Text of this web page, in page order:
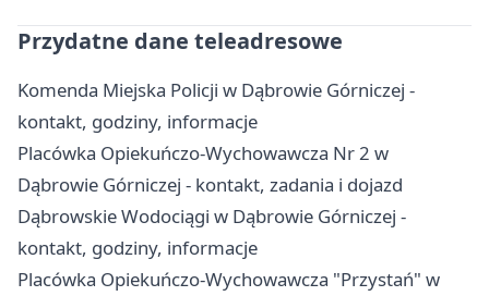
Przydatne dane teleadresowe
Komenda Miejska Policji w Dąbrowie Górniczej -
kontakt, godziny, informacje
Placówka Opiekuńczo-Wychowawcza Nr 2 w
Dąbrowie Górniczej - kontakt, zadania i dojazd
Dąbrowskie Wodociągi w Dąbrowie Górniczej -
kontakt, godziny, informacje
Placówka Opiekuńczo-Wychowawcza "Przystań" w